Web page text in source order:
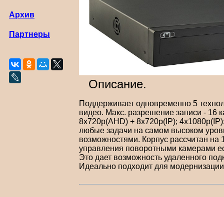
Архив
Партнеры
Описание.
Поддерживает одновременно 5
видео. Макс. разрешение записи - 16
8x720p(AHD) + 8x720p(IP);
любые задачи на самом высоком
возможностями. Корпус рассчитан
управления поворотными камерами
Это дает возможность удаленного
Идеально подходит для